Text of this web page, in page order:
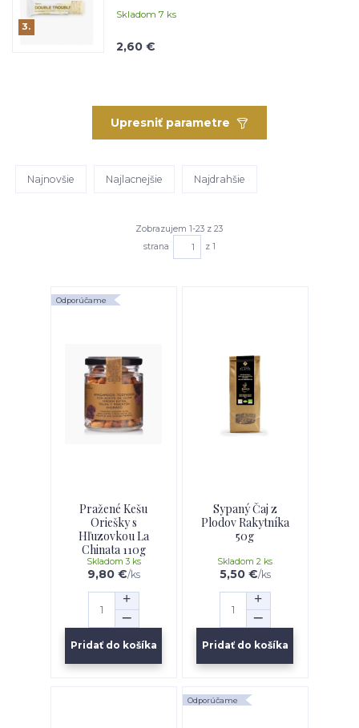
3.
Skladom 7 ks
2,60 €
Upresniť parametre
Najnovšie Najlacnejšie Najdrahšie
Zobrazujem 1-23 z 23
strana
z 1
Odporúčame
Pražené Kešu
Oriešky s
Hľuzovkou La
Chinata 110g
9,80 €/ks
Skladom 3 ks
Pridať do košíka
Sypaný Čaj z
Plodov Rakytníka
50g
5,50 €/ks
Skladom 2 ks
Pridať do košíka
Odporúčame